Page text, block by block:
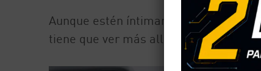
Aunque estén íntimamente ligados
tiene que ver más allá de su